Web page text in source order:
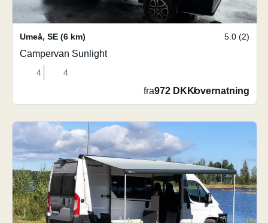
Umeå, SE (6 km) 5.0 (2)
Campervan Sunlight
4 4
fra972 DKK/overnatning